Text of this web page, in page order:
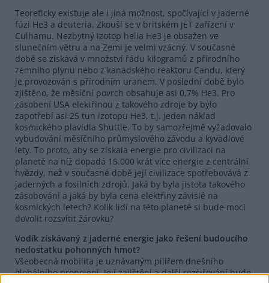
Teoreticky existuje ale i jiná možnost, spočívající v jaderné
fúzi He3 a deuteria. Zkouší se v britském JET zařízení v
Culhamu. Nezbytný izotop helia He3 je obsažen ve
slunečním větru a na Zemi je velmi vzácný. V současné
době se získává v množství řádu kilogramů z přírodního
zemního plynu nebo z kanadského reaktoru Candu, který
je provozován s přírodním uranem. V poslední době bylo
zjištěno, že měsíční povrch obsahuje asi 0,7% He3. Pro
zásobení USA elektřinou z takového zdroje by bylo
zapotřebí asi 25 tun izotopu He3, t.j. jeden náklad
kosmického plavidla Shuttle. To by samozřejmě vyžadovalo
vybudování měsíčního průmyslového závodu a kyvadlové
lety. To proto, aby se získala energie pro civilizaci na
planetě na níž dopadá 15.000 krát více energie z centrální
hvězdy, než v současné době její civilizace spotřebovává z
jaderných a fosilních zdrojů. Jaká by byla jistota takového
zásobování a jaká by byla cena elektřiny závislé na
kosmických letech? Kolik lidí na této planetě si bude moci
dovolit rozsvítit žárovku?
Vodík získávaný z jaderné energie jako řešení budoucího
nedostatku pohonných hmot?
Všeobecná mobilita je uznávaným pilířem dnešního
globálního propojení. Její zajištění a další rozšiřování bude